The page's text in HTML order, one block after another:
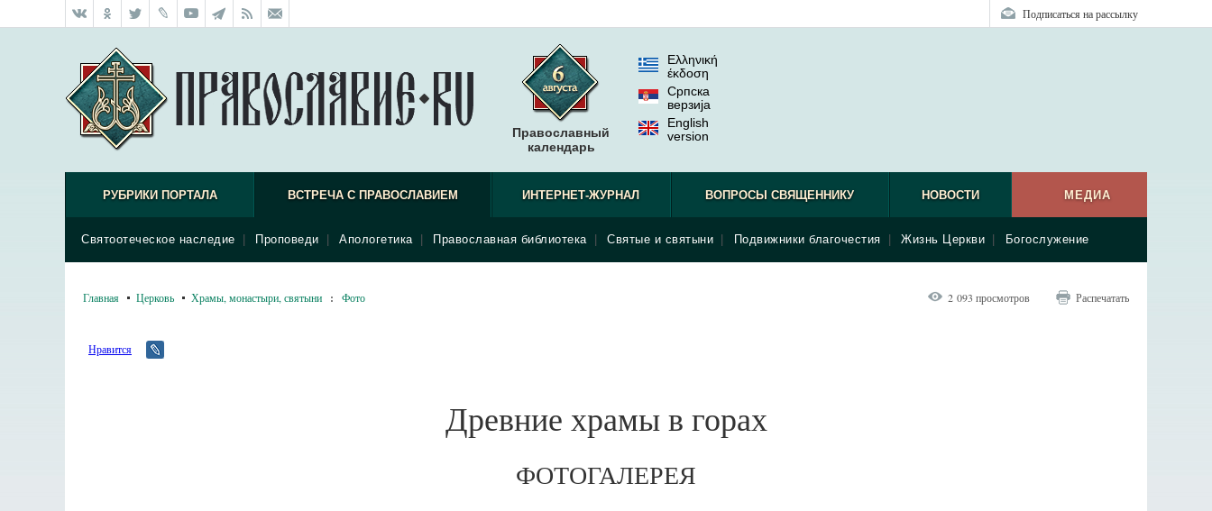
Подписаться на рассылку
Православный
календарь
Ελληνική
έκδοση
Српска
верзиjа
English
version
РУБРИКИ ПОРТАЛА ВСТРЕЧА С ПРАВОСЛАВИЕМ
Святоотеческое наследие Проповеди Апологетика Православная библиотека Святые и святыни Подвижники благочестия Жизнь Церкви Богослужение
ИНТЕРНЕТ-ЖУРНАЛ ВОПРОСЫ СВЯЩЕННИКУ НОВОСТИ МЕДИА
Главная Церковь Храмы, монастыри, святыни : Фото 2 093 просмотров Распечатать
Нравится
Древние храмы в горах
ФОТОГАЛЕРЕЯ